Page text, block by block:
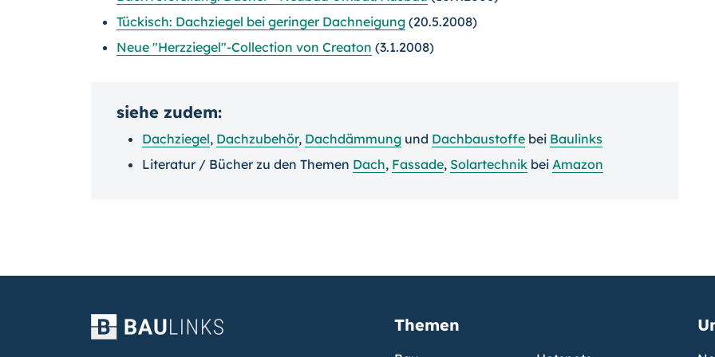
Tückisch: Dachziegel bei geringer Dachneigung (20.5.2008)
Neue "Herzziegel"-Collection von Creaton (3.1.2008)
siehe zudem:
Dachziegel, Dachzubehör, Dachdämmung und Dachbaustoffe bei Baulinks
Literatur / Bücher zu den Themen Dach, Fassade, Solartechnik bei Amazon
Themen